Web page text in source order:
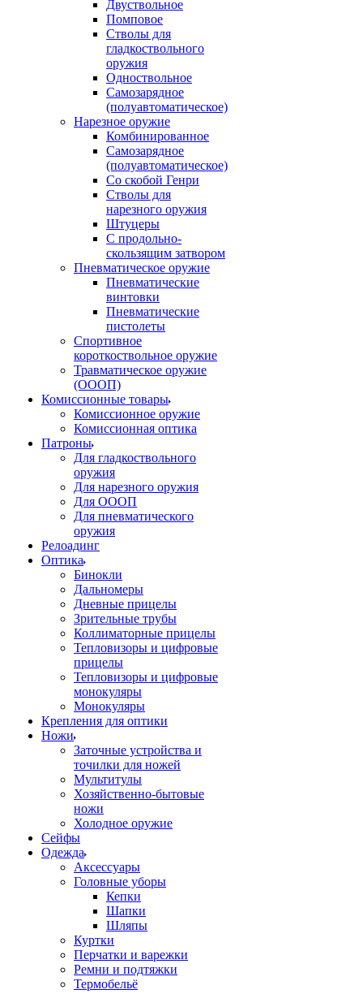
Двуствольное
Помповое
Стволы для
гладкоствольного
оружия
Одноствольное
Самозарядное
(полуавтоматическое)
Нарезное оружие
Комбинированное
Самозарядное
(полуавтоматическое)
Со скобой Генри
Стволы для
нарезного оружия
Штуцеры
С продольно-
скользящим затвором
Пневматическое оружие
Пневматические
винтовки
Пневматические
пистолеты
Спортивное
короткоствольное оружие
Травматическое оружие
(ОООП)
Комиссионные товары
Комиссионное оружие
Комиссионная оптика
Патроны
Для гладкоствольного
оружия
Для нарезного оружия
Для ОООП
Для пневматического
оружия
Релоадинг
Оптика
Бинокли
Дальномеры
Дневные прицелы
Зрительные трубы
Коллиматорные прицелы
Тепловизоры и цифровые
прицелы
Тепловизоры и цифровые
монокуляры
Монокуляры
Крепления для оптики
Ножи
Заточные устройства и
точилки для ножей
Мультитулы
Хозяйственно-бытовые
ножи
Холодное оружие
Сейфы
Одежда
Аксессуары
Головные уборы
Кепки
Шапки
Шляпы
Куртки
Перчатки и варежки
Ремни и подтяжки
Термобельё